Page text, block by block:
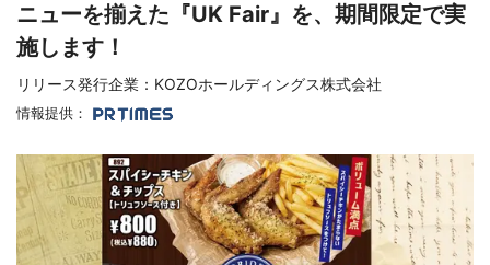
ニューを揃えた『UK Fair』を、期間限定で実
施します！
リリース発行企業：KOZOホールディングス株式会社
情報提供：